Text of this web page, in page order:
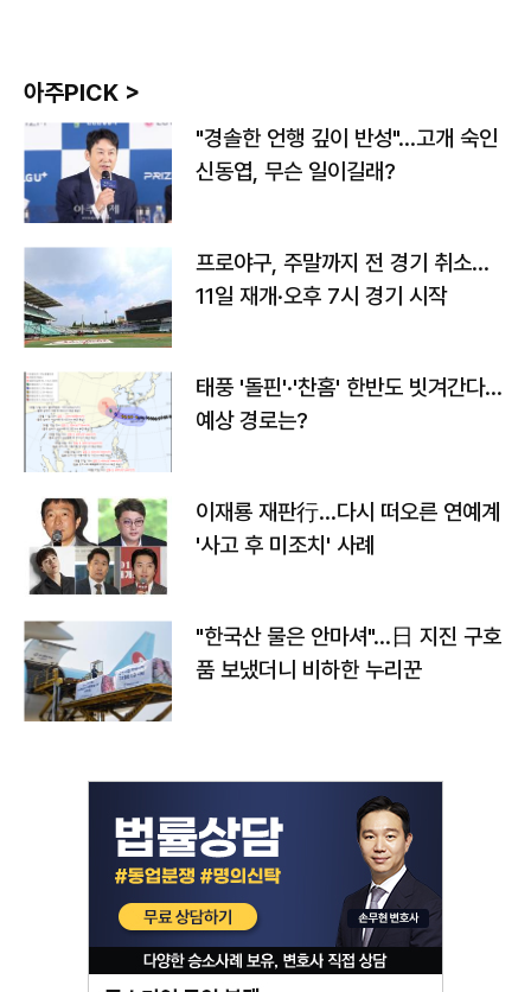
아주PICK >
"경솔한 언행 깊이 반성"…고개 숙인
신동엽, 무슨 일이길래?
프로야구, 주말까지 전 경기 취소…
11일 재개·오후 7시 경기 시작
태풍 '돌핀'·'찬홈' 한반도 빗겨간다…
예상 경로는?
이재룡 재판行…다시 떠오른 연예계
'사고 후 미조치' 사례
"한국산 물은 안마셔"…日 지진 구호
품 보냈더니 비하한 누리꾼